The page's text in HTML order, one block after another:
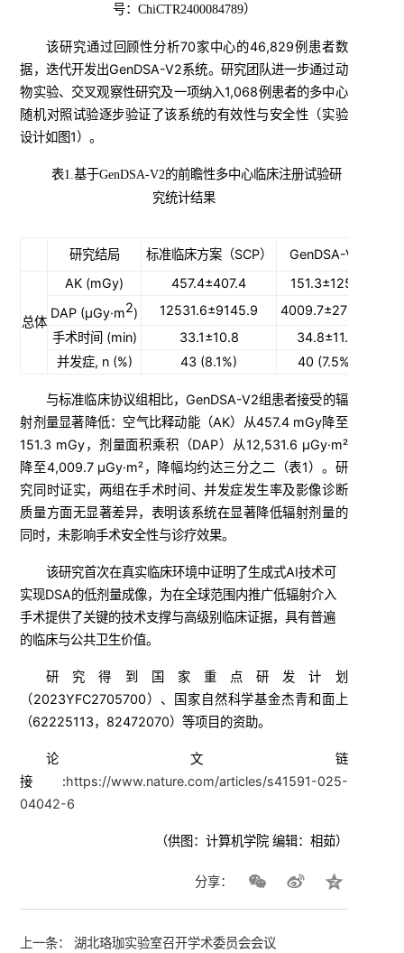
号：ChiCTR2400084789）
该研究通过回顾性分析70家中心的46,829例患者数
据，迭代开发出GenDSA-V2系统。研究团队进一步通过动
物实验、交叉观察性研究及一项纳入1,068例患者的多中心
随机对照试验逐步验证了该系统的有效性与安全性（实验
设计如图1）。
表1.基于GenDSA-V2的前瞻性多中心临床注册试验研
究统计结果
研究结局 标准临床方案（SCP） GenDSA-V2
总体
AK (mGy) 457.4±407.4 151.3±125.1
DAP (μGy·m2) 12531.6±9145.9 4009.7±2767.9
手术时间 (min)
33.1±10.8 34.8±11.8
并发症, n (%)
43 (8.1%) 40 (7.5%)
与标准临床协议组相比，GenDSA-V2组患者接受的辐
射剂量显著降低：空气比释动能（AK）从457.4 mGy降至
151.3 mGy，剂量面积乘积（DAP）从12,531.6 μGy·m²
降至4,009.7 μGy·m²，降幅均约达三分之二（表1）。研
究同时证实，两组在手术时间、并发症发生率及影像诊断
质量方面无显著差异，表明该系统在显著降低辐射剂量的
同时，未影响手术安全性与诊疗效果。
该研究首次在真实临床环境中证明了生成式AI技术可
实现DSA的低剂量成像，为在全球范围内推广低辐射介入
手术提供了关键的技术支撑与高级别临床证据，具有普遍
的临床与公共卫生价值。
研究得到国家重点研发计划
（2023YFC2705700）、国家自然科学基金杰青和面上
（62225113，82472070）等项目的资助。
论文链
接:https://www.nature.com/articles/s41591-025-
04042-6
（供图：计算机学院 编辑：相茹）
分享：
上一条：湖北珞珈实验室召开学术委员会会议